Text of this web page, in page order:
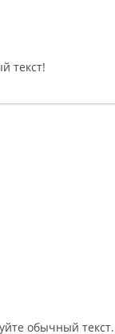
текст!
обычный текст.